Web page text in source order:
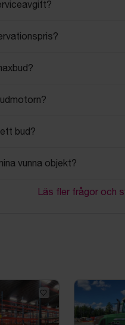
bud?
vunna objekt?
Läs fler frågor och